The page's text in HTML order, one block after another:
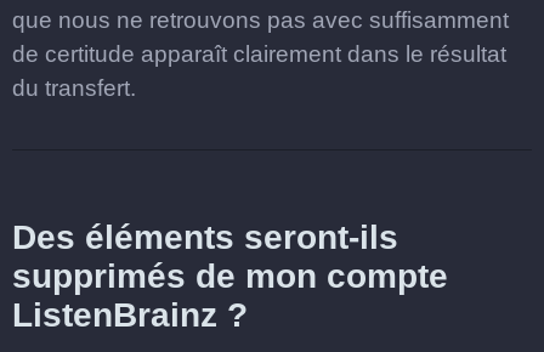
que nous ne retrouvons pas avec suffisamment
de certitude apparaît clairement dans le résultat
du transfert.
Des éléments seront-ils
supprimés de mon compte
ListenBrainz ?